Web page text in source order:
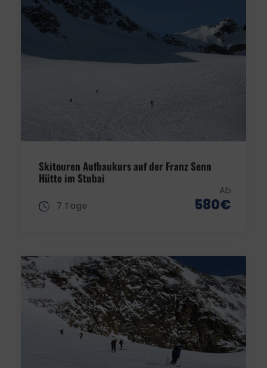
Skitouren Aufbaukurs auf der Franz Senn
Hütte im Stubai
Ab
580€
7 Tage